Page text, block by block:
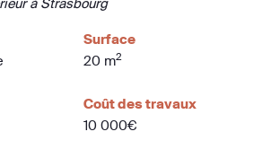
à Strasbourg
Surface
20 m2
Coût des travaux
10 000€